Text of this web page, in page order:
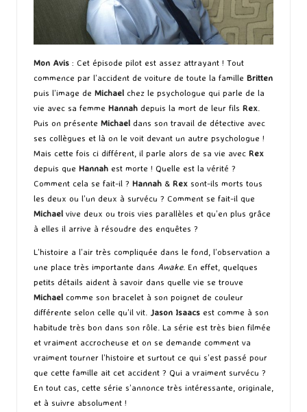
Mon Avis : Cet épisode pilot est assez attrayant ! Tout
commence par l’accident de voiture de toute la famille Britten
puis l’image de Michael chez le psychologue qui parle de la
vie avec sa femme Hannah depuis la mort de leur fils Rex.
Puis on présente Michael dans son travail de détective avec
ses collègues et là on le voit devant un autre psychologue !
Mais cette fois ci différent, il parle alors de sa vie avec Rex
depuis que Hannah est morte ! Quelle est la vérité ?
Comment cela se fait-il ? Hannah & Rex sont-ils morts tous
les deux ou l’un deux à survécu ? Comment se fait-il que
Michael vive deux ou trois vies parallèles et qu’en plus grâce
à elles il arrive à résoudre des enquêtes ?
L’histoire a l’air très compliquée dans le fond, l’observation a
une place très importante dans Awake. En effet, quelques
petits détails aident à savoir dans quelle vie se trouve
Michael comme son bracelet à son poignet de couleur
différente selon celle qu’il vit. Jason Isaacs est comme à son
habitude très bon dans son rôle. La série est très bien filmée
et vraiment accrocheuse et on se demande comment va
vraiment tourner l’histoire et surtout ce qui s’est passé pour
que cette famille ait cet accident ? Qui a vraiment survécu ?
En tout cas, cette série s’annonce très intéressante, originale,
et à suivre absolument !